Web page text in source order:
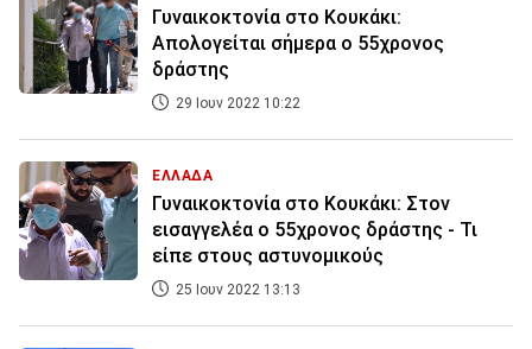
Γυναικοκτονία στο Κουκάκι:
Απολογείται σήμερα ο 55χρονος
δράστης
29 Ιουν 2022 10:22
ΕΛΛΑΔΑ
Γυναικοκτονία στο Κουκάκι: Στον
εισαγγελέα ο 55χρονος δράστης - Τι
είπε στους αστυνομικούς
25 Ιουν 2022 13:13